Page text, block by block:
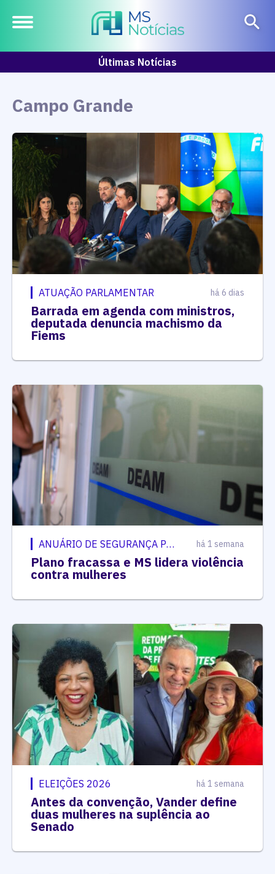
Últimas Notícias
Campo Grande
ATUAÇÃO PARLAMENTAR há 6 dias
Barrada em agenda com ministros,
deputada denuncia machismo da
Fiems
ANUÁRIO DE SEGURANÇA PÚBLICA há 1 semana
Plano fracassa e MS lidera violência
contra mulheres
ELEIÇÕES 2026 há 1 semana
Antes da convenção, Vander define
duas mulheres na suplência ao
Senado